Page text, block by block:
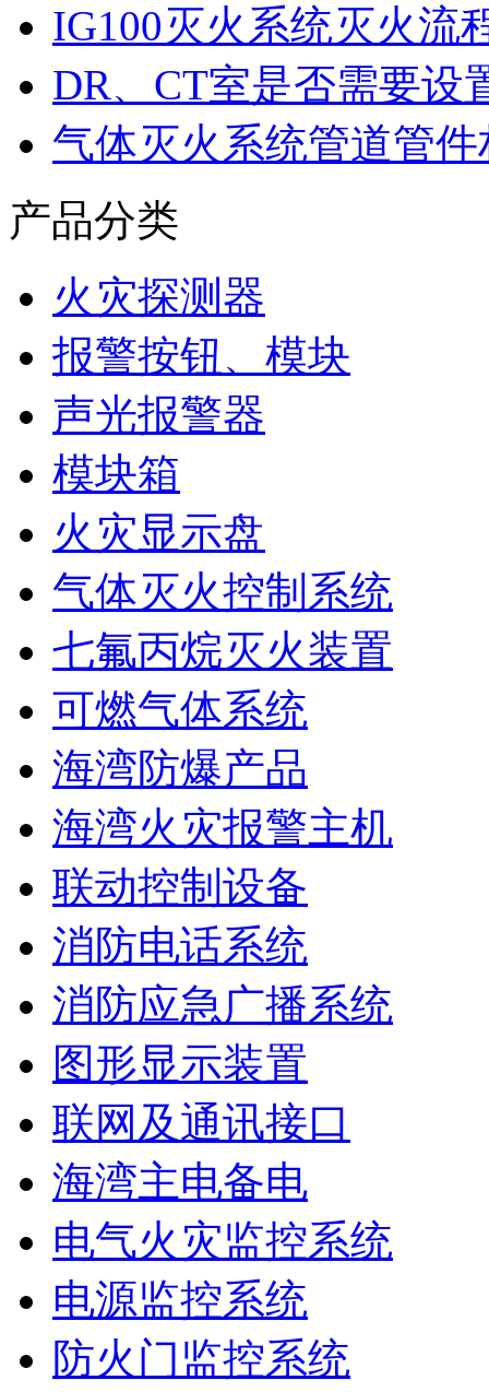
IG100灭火系统灭火流
DR、CT室是否需要设
气体灭火系统管道管
产品分类
火灾探测器
报警按钮、模块
声光报警器
模块箱
火灾显示盘
气体灭火控制系统
七氟丙烷灭火装置
可燃气体系统
海湾防爆产品
海湾火灾报警主机
联动控制设备
消防电话系统
消防应急广播系统
图形显示装置
联网及通讯接口
海湾主电备电
电气火灾监控系统
电源监控系统
防火门监控系统